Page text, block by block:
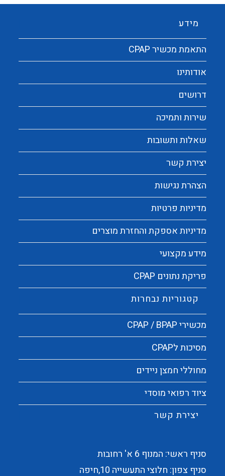
מידע
התאמת מכשיר CPAP
אודותינו
דרושים
שירות ותמיכה
שאלות ותשובות
יצירת קשר
הצהרת נגישות
מדיניות פרטיות
מדיניות אספקת והחזרת מוצרים
מידע מקצועי
פריקת נתונים CPAP
קטגוריות נבחרות
מכשירי CPAP / BPAP
מסיכות לCPAP
מחוללי חמצן ניידים
ציוד רפואי מוסדי
יצירת קשר
סניף ראשי: המנוף 6 א' רחובות
סניף צפון: חלוצי התעשייה 10,חיפה